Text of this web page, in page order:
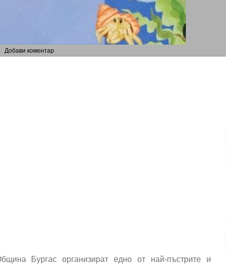
Добави коментар
Бургас организират едно от най-пъстрите и